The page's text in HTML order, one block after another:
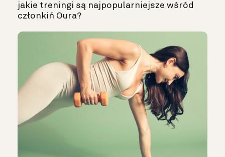
jakie treningi są najpopularniejsze wśród
członkiń Oura?